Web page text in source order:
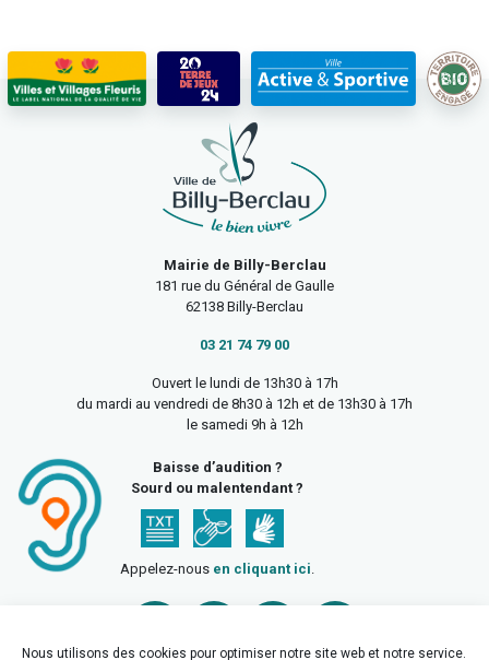
Nous utilisons des cookies pour optimiser notre site web et notre service.
Mairie de Billy-Berclau
181 rue du Général de Gaulle
62138 Billy-Berclau
03 21 74 79 00
Ouvert le lundi de 13h30 à 17h
du mardi au vendredi de 8h30 à 12h et de 13h30 à 17h
le samedi 9h à 12h
Baisse d’audition ?
Sourd ou malentendant ?
Appelez-nous en cliquant ici